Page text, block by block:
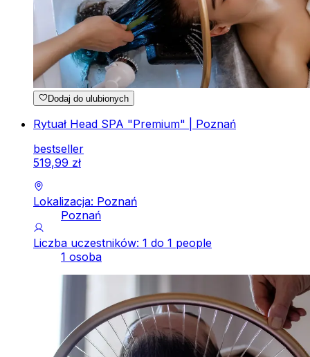
Dodaj do ulubionych
Rytuał Head SPA "Premium" | Poznań
bestseller
519,99 zł
Lokalizacja: Poznań
Poznań
Liczba uczestników: 1 do 1 people
1 osoba